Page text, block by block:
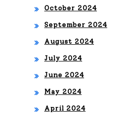
October 2024
September 2024
August 2024
July 2024
June 2024
May 2024
April 2024